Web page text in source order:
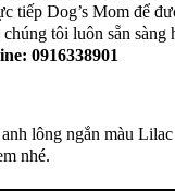
tiếp Dog’s Mom để
tôi luôn sẵn sàng
0916338901
lông ngắn màu
nhé.